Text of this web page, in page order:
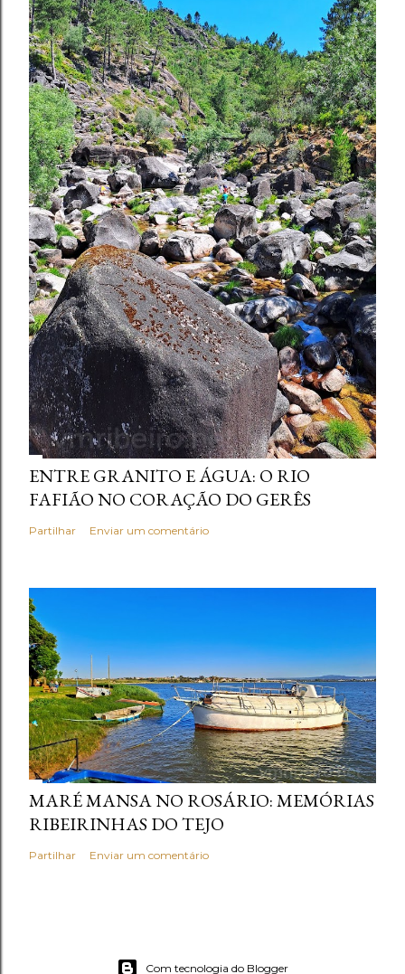
ENTRE GRANITO E ÁGUA: O RIO
FAFIÃO NO CORAÇÃO DO GERÊS
Partilhar Enviar um comentário
MARÉ MANSA NO ROSÁRIO: MEMÓRIAS
RIBEIRINHAS DO TEJO
Partilhar Enviar um comentário
Com tecnologia do Blogger